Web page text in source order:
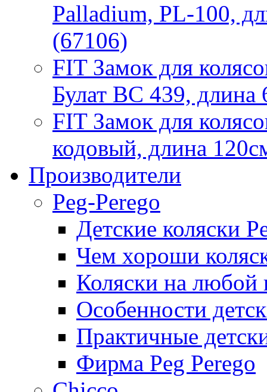
Palladium, PL-100,
(67106)
FIT Замок для
Булат ВС 439,
FIT Замок для
кодовый, длина
Производители
Peg-Perego
Детские коляски
Чем хороши
Коляски на любой
Особенности
Практичные
Фирма Peg Perego